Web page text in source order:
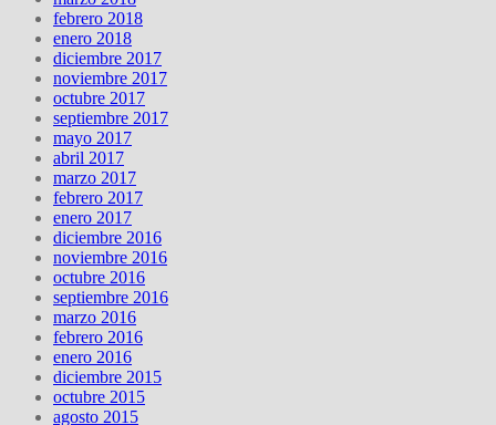
febrero 2018
enero 2018
diciembre 2017
noviembre 2017
octubre 2017
septiembre 2017
mayo 2017
abril 2017
marzo 2017
febrero 2017
enero 2017
diciembre 2016
noviembre 2016
octubre 2016
septiembre 2016
marzo 2016
febrero 2016
enero 2016
diciembre 2015
octubre 2015
agosto 2015